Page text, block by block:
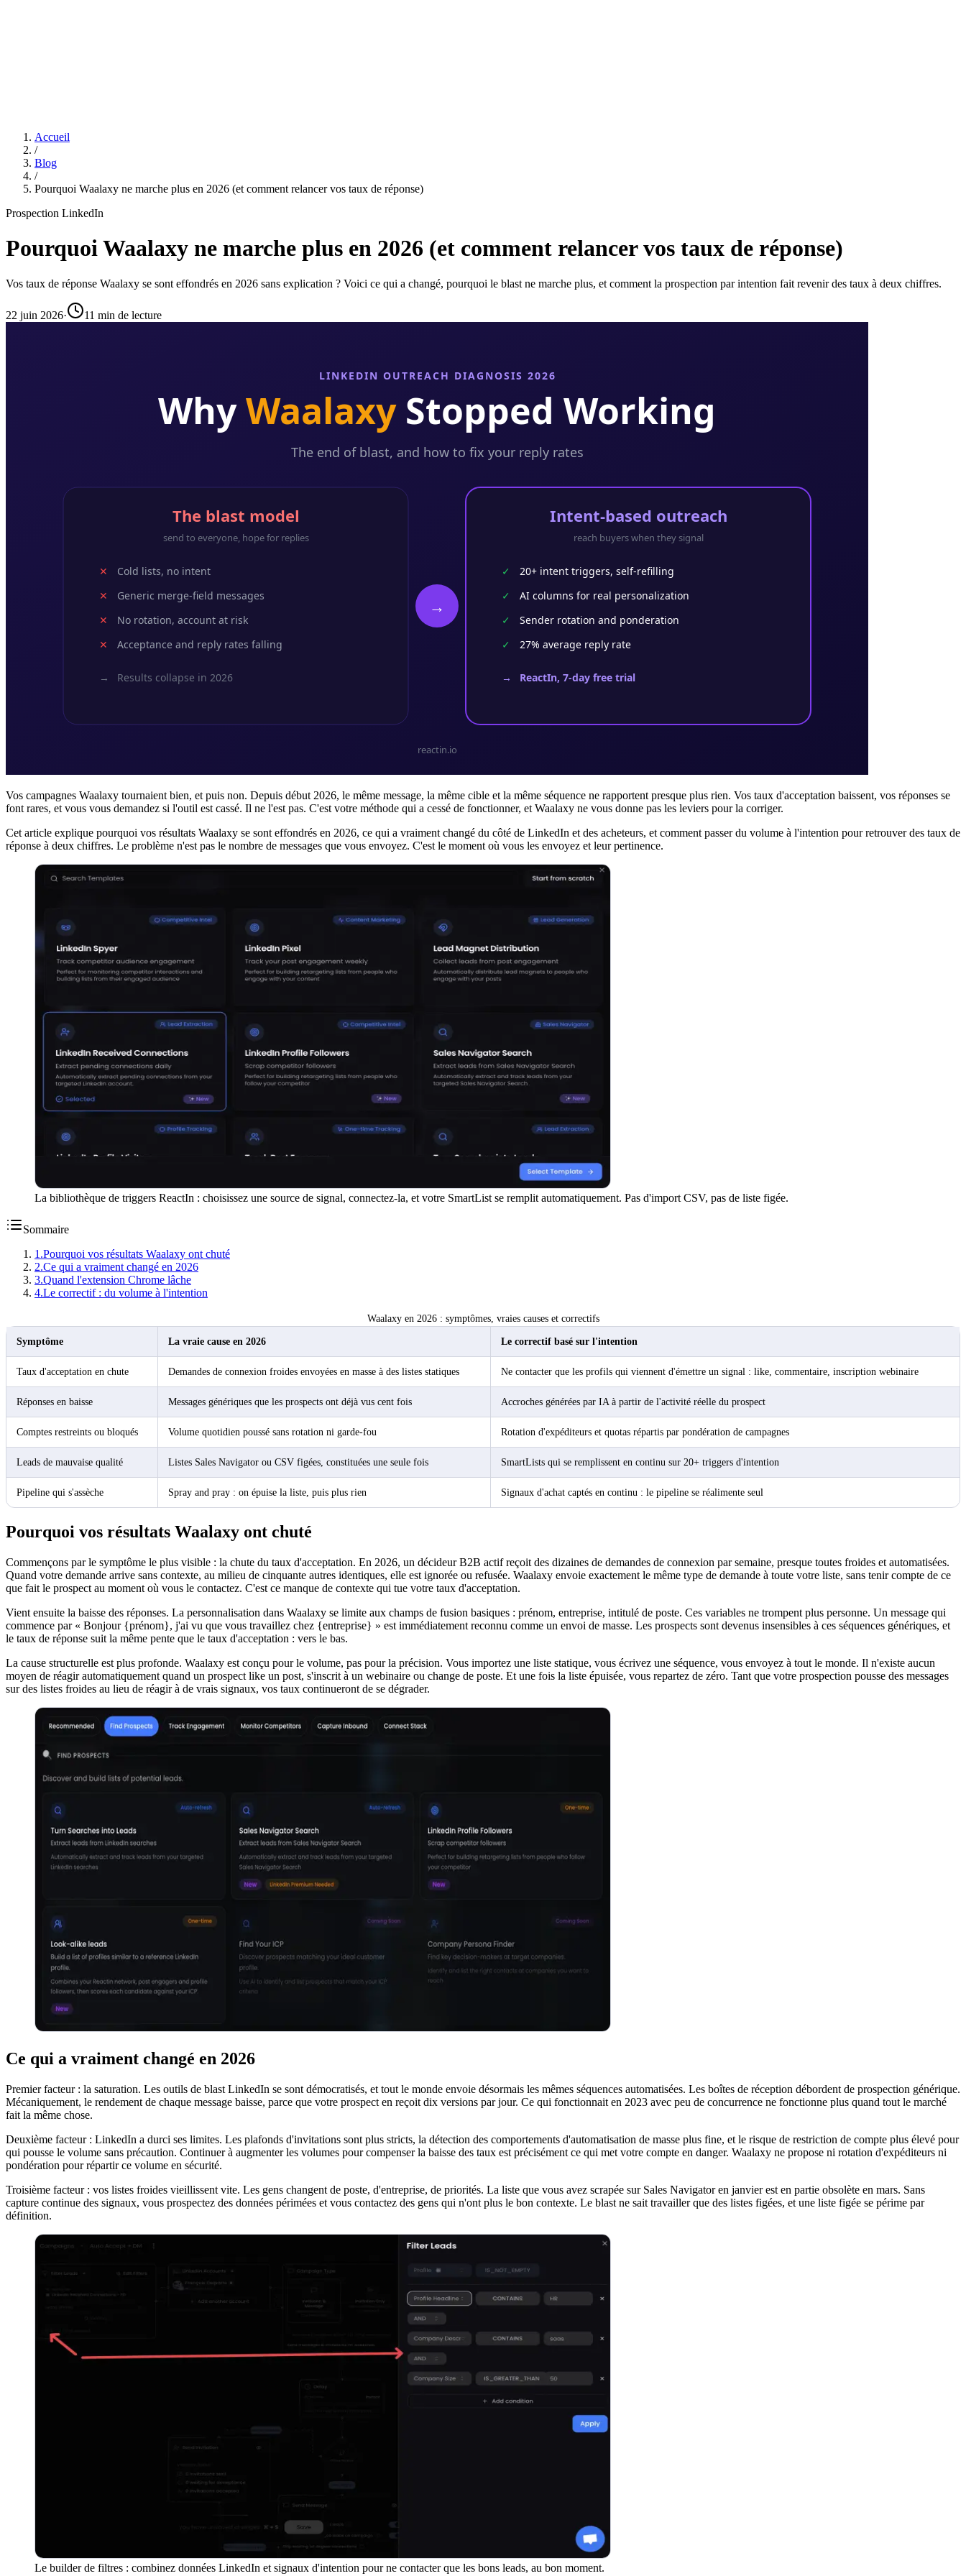
Accueil
/
Blog
/
Pourquoi Waalaxy ne marche plus en 2026 (et comment relancer vos taux de réponse)
Prospection LinkedIn
Pourquoi Waalaxy ne marche plus en 2026 (et comment relancer vos taux de réponse)
Vos taux de réponse Waalaxy se sont effondrés en 2026 sans explication ? Voici ce qui a changé, pourquoi le blast ne marche plus, et comment la prospection par intention fait revenir des taux à deux chiffres.
22 juin 2026· 11 min de lecture
Vos campagnes Waalaxy tournaient bien, et puis non. Depuis début 2026, le même message, la même cible et la même séquence ne rapportent presque plus rien. Vos taux d'acceptation baissent, vos réponses se
font rares, et vous vous demandez si l'outil est cassé. Il ne l'est pas. C'est votre méthode qui a cessé de fonctionner, et Waalaxy ne vous donne pas les leviers pour la corriger.
Cet article explique pourquoi vos résultats Waalaxy se sont effondrés en 2026, ce qui a vraiment changé du côté de LinkedIn et des acheteurs, et comment passer du volume à l'intention pour retrouver des taux de
réponse à deux chiffres. Le problème n'est pas le nombre de messages que vous envoyez. C'est le moment où vous les envoyez et leur pertinence.
La bibliothèque de triggers ReactIn : choisissez une source de signal, connectez-la, et votre SmartList se remplit automatiquement. Pas d'import CSV, pas de liste figée.
Sommaire
1 .Pourquoi vos résultats Waalaxy ont chuté
2.Ce qui a vraiment changé en 2026
3.Quand l'extension Chrome lâche
4.Le correctif : du volume à l'intention
Waalaxy en 2026 : symptômes, vraies causes et correctifs
Symptôme La vraie cause en 2026 Le correctif basé sur l'intention
Taux d'acceptation en chute Demandes de connexion froides envoyées en masse à des listes statiques Ne contacter que les profils qui viennent d'émettre un signal : like, commentaire, inscription webinaire
Réponses en baisse Messages génériques que les prospects ont déjà vus cent fois Accroches générées par IA à partir de l'activité réelle du prospect
Comptes restreints ou bloqués Volume quotidien poussé sans rotation ni garde-fou Rotation d'expéditeurs et quotas répartis par pondération de campagnes
Leads de mauvaise qualité Listes Sales Navigator ou CSV figées, constituées une seule fois SmartLists qui se remplissent en continu sur 20+ triggers d'intention
Pipeline qui s'assèche Spray and pray : on épuise la liste, puis plus rien Signaux d'achat captés en continu : le pipeline se réalimente seul
Pourquoi vos résultats Waalaxy ont chuté
Commençons par le symptôme le plus visible : la chute du taux d'acceptation. En 2026, un décideur B2B actif reçoit des dizaines de demandes de connexion par semaine, presque toutes froides et automatisées.
Quand votre demande arrive sans contexte, au milieu de cinquante autres identiques, elle est ignorée ou refusée. Waalaxy envoie exactement le même type de demande à toute votre liste, sans tenir compte de ce
que fait le prospect au moment où vous le contactez. C'est ce manque de contexte qui tue votre taux d'acceptation.
Vient ensuite la baisse des réponses. La personnalisation dans Waalaxy se limite aux champs de fusion basiques : prénom, entreprise, intitulé de poste. Ces variables ne trompent plus personne. Un message qui
commence par « Bonjour {prénom}, j'ai vu que vous travaillez chez {entreprise} » est immédiatement reconnu comme un envoi de masse. Les prospects sont devenus insensibles à ces séquences génériques, et
le taux de réponse suit la même pente que le taux d'acceptation : vers le bas.
La cause structurelle est plus profonde. Waalaxy est conçu pour le volume, pas pour la précision. Vous importez une liste statique, vous écrivez une séquence, vous envoyez à tout le monde. Il n'existe aucun
moyen de réagir automatiquement quand un prospect like un post, s'inscrit à un webinaire ou change de poste. Et une fois la liste épuisée, vous repartez de zéro. Tant que votre prospection pousse des messages
sur des listes froides au lieu de réagir à de vrais signaux, vos taux continueront de se dégrader.
Ce qui a vraiment changé en 2026
Premier facteur : la saturation. Les outils de blast LinkedIn se sont démocratisés, et tout le monde envoie désormais les mêmes séquences automatisées. Les boîtes de réception débordent de prospection générique.
Mécaniquement, le rendement de chaque message baisse, parce que votre prospect en reçoit dix versions par jour. Ce qui fonctionnait en 2023 avec peu de concurrence ne fonctionne plus quand tout le marché
fait la même chose.
Deuxième facteur : LinkedIn a durci ses limites. Les plafonds d'invitations sont plus stricts, la détection des comportements d'automatisation de masse plus fine, et le risque de restriction de compte plus élevé pour
qui pousse le volume sans précaution. Continuer à augmenter les volumes pour compenser la baisse des taux est précisément ce qui met votre compte en danger. Waalaxy ne propose ni rotation d'expéditeurs ni
pondération pour répartir ce volume en sécurité.
Troisième facteur : vos listes froides vieillissent vite. Les gens changent de poste, d'entreprise, de priorités. La liste que vous avez scrapée sur Sales Navigator en janvier est en partie obsolète en mars. Sans
capture continue des signaux, vous prospectez des données périmées et vous contactez des gens qui n'ont plus le bon contexte. Le blast ne sait travailler que des listes figées, et une liste figée se périme par
définition.
Le builder de filtres : combinez données LinkedIn et signaux d'intention pour ne contacter que les bons leads, au bon moment.